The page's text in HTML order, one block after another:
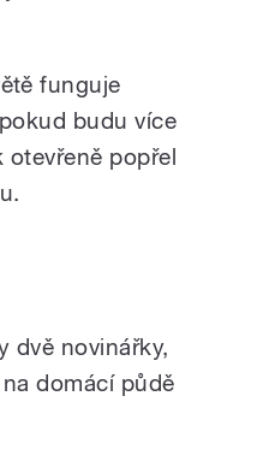
funguje
budu více
otevřeně popřel
dvě novinářky,
domácí půdě